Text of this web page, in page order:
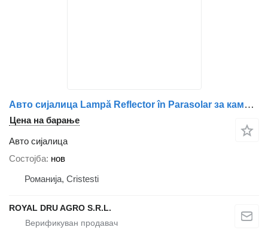
Авто сијалица Lampă Reflector în Parasolar за камион Scania
Цена на барање
Авто сијалица
Состојба нов
Романија, Cristesti
ROYAL DRU AGRO S.R.L.